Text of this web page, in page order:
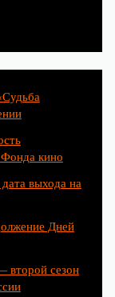
кино
выхода на
Дней
второй сезон